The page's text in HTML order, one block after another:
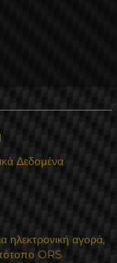
Δεδομένα
ηλεκτρονική αγορά,
ORS